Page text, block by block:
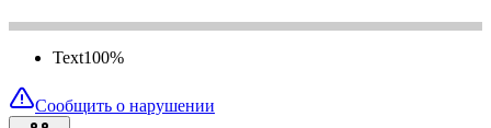
Text100%
Сообщить о нарушении